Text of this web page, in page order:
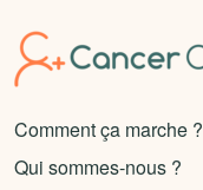
Comment ça marche ?
Qui sommes-nous ?